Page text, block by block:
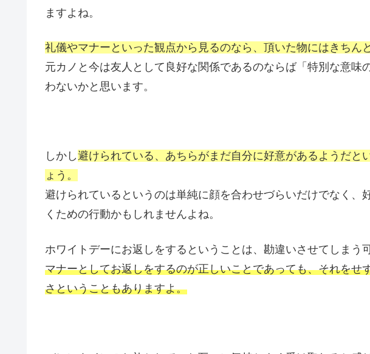
ますよね。
礼儀やマナーといった観点から見るのなら、頂いた物にはきちん
元カノと今は友人として良好な関係であるのならば「特別な意味
わないかと思います。
しかし避けられている、あちらがまだ自分に好意があるようだと
ょう。
避けられているというのは単純に顔を合わせづらいだけでなく、
くための行動かもしれませんよね。
ホワイトデーにお返しをするということは、勘違いさせてしまう
マナーとしてお返しをするのが正しいことであっても、それをせ
さということもありますよ。